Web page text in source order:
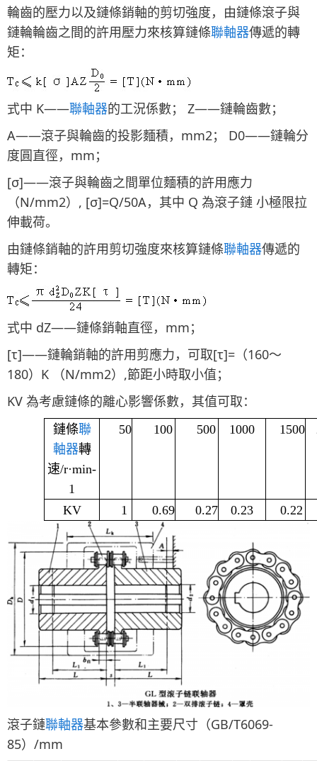
輪齒的壓力以及鏈條銷軸的剪切強度，由鏈條滾子與
鏈輪輪齒之間的許用壓力來核算鏈條聯軸器傳遞的轉
矩：
式中 K——聯軸器的工況係數； Z——鏈輪齒數；
A——滾子與輪齒的投影麵積，mm2； D0——鏈輪分
度圓直徑，mm；
[σ]——滾子與輪齒之間單位麵積的許用應力
（N/mm2）, [σ]=Q/50A，其中 Q 為滾子鏈 小極限拉
伸載荷。
由鏈條銷軸的許用剪切強度來核算鏈條聯軸器傳遞的
轉矩：
式中 dZ——鏈條銷軸直徑，mm；
[τ]——鏈輪銷軸的許用剪應力，可取[τ]=（160～
180）K （N/mm2）,節距小時取小值；
KV 為考慮鏈條的離心影響係數，其值可取：
鏈條聯
軸器轉
速/r·min-
1
50 100 500 1000 1500
KV 1 0.69 0.27 0.23 0.22
滾子鏈聯軸器基本參數和主要尺寸（GB/T6069-
85）/mm